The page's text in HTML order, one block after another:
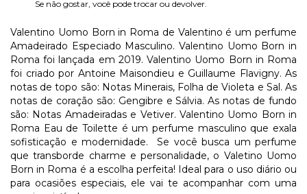
Se não gostar, você pode trocar ou devolver.
Valentino Uomo Born in Roma de Valentino é um perfume
Amadeirado Especiado Masculino. Valentino Uomo Born in
Roma foi lançada em 2019. Valentino Uomo Born in Roma
foi criado por Antoine Maisondieu e Guillaume Flavigny. As
notas de topo são: Notas Minerais, Folha de Violeta e Sal. As
notas de coração são: Gengibre e Sálvia. As notas de fundo
são: Notas Amadeiradas e Vetiver. Valentino Uomo Born in
Roma Eau de Toilette é um perfume masculino que exala
sofisticação e modernidade. Se você busca um perfume
que transborde charme e personalidade, o Valetino Uomo
Born in Roma é a escolha perfeita! Ideal para o uso diário ou
para ocasiões especiais, ele vai te acompanhar com uma